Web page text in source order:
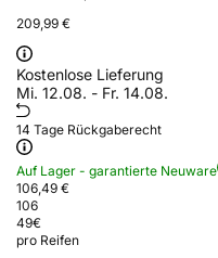
209,99 €
Kostenlose Lieferung
Mi. 12.08. - Fr. 14.08.
14 Tage Rückgaberecht
Auf Lager - garantierte Neuware
106,49 €
106
49€
pro Reifen